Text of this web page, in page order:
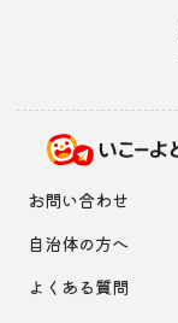
お問い合わせ
自治体の方へ
よくある質問